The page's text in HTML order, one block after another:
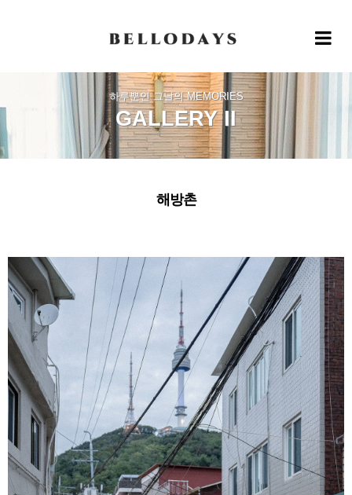
Toggle
하루뿐인 그날의 MEMORIES
GALLERY II
해방촌